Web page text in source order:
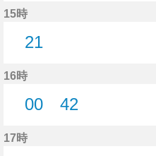
15時
21
16時
00
42
17時